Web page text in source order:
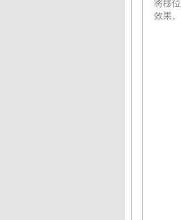
將移
效果。